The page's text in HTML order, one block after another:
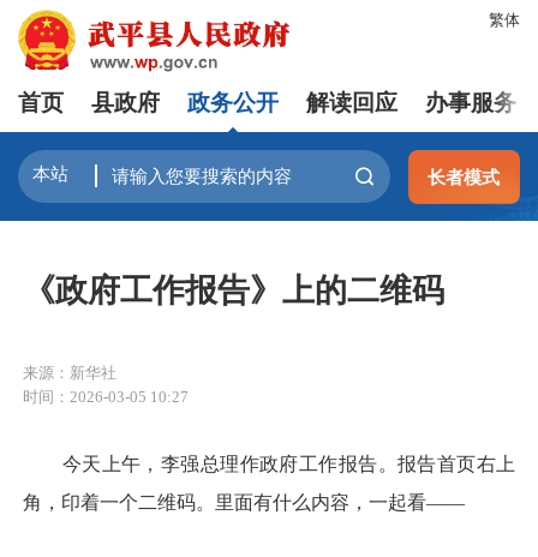
繁体
首页 县政府 政务公开 解读回应 办事服务
长者模式
《政府工作报告》上的二维码
来源：新华社
时间：2026-03-05 10:27
今天上午，李强总理作政府工作报告。报告首页右上
角，印着一个二维码。里面有什么内容，一起看——